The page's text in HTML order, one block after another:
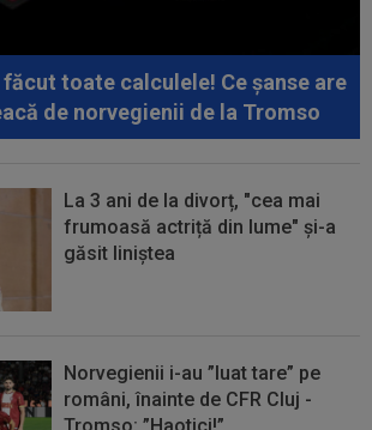
toate calculele! Ce șanse are
de norvegienii de la Tromso
La 3 ani de la divorț, "cea mai
frumoasă actriță din lume" și-a
găsit liniștea
Norvegienii i-au ”luat tare” pe
români, înainte de CFR Cluj -